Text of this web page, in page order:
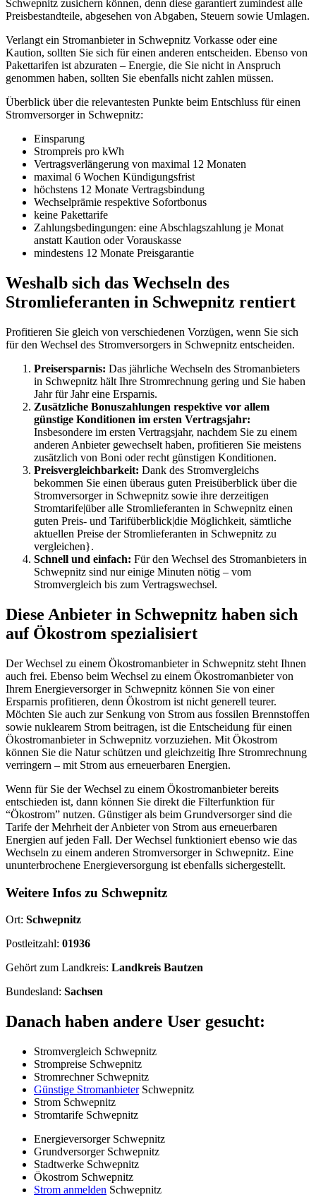
Schwepnitz zusichern können, denn diese garantiert zumindest alle
Preisbestandteile, abgesehen von Abgaben, Steuern sowie Umlagen.
Verlangt ein Stromanbieter in Schwepnitz Vorkasse oder eine
Kaution, sollten Sie sich für einen anderen entscheiden. Ebenso von
Pakettarifen ist abzuraten – Energie, die Sie nicht in Anspruch
genommen haben, sollten Sie ebenfalls nicht zahlen müssen.
Überblick über die relevantesten Punkte beim Entschluss für einen
Stromversorger in Schwepnitz:
Einsparung
Strompreis pro kWh
Vertragsverlängerung von maximal 12 Monaten
maximal 6 Wochen Kündigungsfrist
höchstens 12 Monate Vertragsbindung
Wechselprämie respektive Sofortbonus
keine Pakettarife
Zahlungsbedingungen: eine Abschlagszahlung je Monat
anstatt Kaution oder Vorauskasse
mindestens 12 Monate Preisgarantie
Weshalb sich das Wechseln des
Stromlieferanten in Schwepnitz rentiert
Profitieren Sie gleich von verschiedenen Vorzügen, wenn Sie sich
für den Wechsel des Stromversorgers in Schwepnitz entscheiden.
Preisersparnis: Das jährliche Wechseln des Stromanbieters
in Schwepnitz hält Ihre Stromrechnung gering und Sie haben
Jahr für Jahr eine Ersparnis.
Zusätzliche Bonuszahlungen respektive vor allem
günstige Konditionen im ersten Vertragsjahr:
Insbesondere im ersten Vertragsjahr, nachdem Sie zu einem
anderen Anbieter gewechselt haben, profitieren Sie meistens
zusätzlich von Boni oder recht günstigen Konditionen.
Preisvergleichbarkeit: Dank des Stromvergleichs
bekommen Sie einen überaus guten Preisüberblick über die
Stromversorger in Schwepnitz sowie ihre derzeitigen
Stromtarife|über alle Stromlieferanten in Schwepnitz einen
guten Preis- und Tarifüberblick|die Möglichkeit, sämtliche
aktuellen Preise der Stromlieferanten in Schwepnitz zu
vergleichen}.
Schnell und einfach: Für den Wechsel des Stromanbieters in
Schwepnitz sind nur einige Minuten nötig – vom
Stromvergleich bis zum Vertragswechsel.
Diese Anbieter in Schwepnitz haben sich
auf Ökostrom spezialisiert
Der Wechsel zu einem Ökostromanbieter in Schwepnitz steht Ihnen
auch frei. Ebenso beim Wechsel zu einem Ökostromanbieter von
Ihrem Energieversorger in Schwepnitz können Sie von einer
Ersparnis profitieren, denn Ökostrom ist nicht generell teurer.
Möchten Sie auch zur Senkung von Strom aus fossilen Brennstoffen
sowie nuklearem Strom beitragen, ist die Entscheidung für einen
Ökostromanbieter in Schwepnitz vorzuziehen. Mit Ökostrom
können Sie die Natur schützen und gleichzeitig Ihre Stromrechnung
verringern – mit Strom aus erneuerbaren Energien.
Wenn für Sie der Wechsel zu einem Ökostromanbieter bereits
entschieden ist, dann können Sie direkt die Filterfunktion für
“Ökostrom” nutzen. Günstiger als beim Grundversorger sind die
Tarife der Mehrheit der Anbieter von Strom aus erneuerbaren
Energien auf jeden Fall. Der Wechsel funktioniert ebenso wie das
Wechseln zu einem anderen Stromversorger in Schwepnitz. Eine
ununterbrochene Energieversorgung ist ebenfalls sichergestellt.
Weitere Infos zu Schwepnitz
Ort: Schwepnitz
Postleitzahl: 01936
Gehört zum Landkreis: Landkreis Bautzen
Bundesland: Sachsen
Danach haben andere User gesucht:
Stromvergleich Schwepnitz
Strompreise Schwepnitz
Stromrechner Schwepnitz
Günstige StromanbieterSchwepnitz
Strom Schwepnitz
Stromtarife Schwepnitz
Energieversorger Schwepnitz
Grundversorger Schwepnitz
Stadtwerke Schwepnitz
Ökostrom Schwepnitz
Strom anmelden Schwepnitz